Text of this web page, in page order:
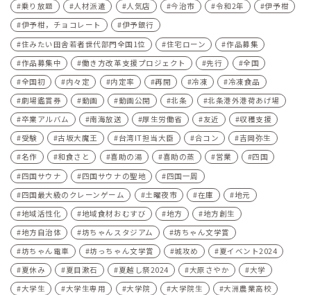
乗り放題
人材派遣 人気店 今治市 令和2年
伊予柑
伊予柑，チョコレート
伊予銀行
住みたい田舎若者世代部門全国1位
住宅ローン
作品募集
作品募集中
働き方改革支援プロジェクト 先行
全国
全国初
内々定 内定率 再開 冷凍
冷凍食品
劇場鑑賞券
動画 動画公開 北条
北条港外港荷あげ場
卒業アルバム
南海放送 厚生労働省 友近
収穫支援
受験
古坂大魔王 台湾IT担当大臣 合コン
吉岡弥生
名作
和食さと 喜助の湯 喜助の蒸 営業
四国
四国サウナ
四国サウナの聖地
四国一周
四国最大級のクレーンゲーム
土曜夜市 在庫
地元
地域活性化
地域食材おむすび 地方
地方創生
地方自治体
坊ちゃんスタジアム
坊ちゃん文学賞
坊ちゃん電車
坊っちゃん文学賞 城攻め
夏イベント2024
夏休み
夏目漱石 夏越し祭2024 大原さやか
大学
大学生
大学生専用 大学院 大学院生
大洲農業高校